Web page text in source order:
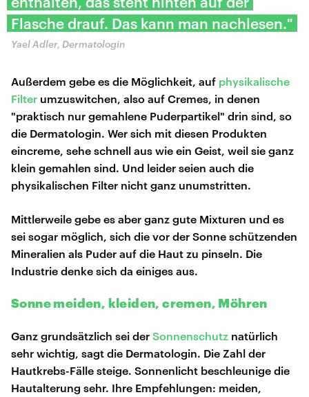
Flasche drauf. Das kann man nachlesen."
Yael Adler, Dermatologin
Außerdem gebe es die Möglichkeit, auf physikalische
Filter umzuswitchen, also auf Cremes, in denen
"praktisch nur gemahlene Puderpartikel" drin sind, so
die Dermatologin. Wer sich mit diesen Produkten
eincreme, sehe schnell aus wie ein Geist, weil sie ganz
klein gemahlen sind. Und leider seien auch die
physikalischen Filter nicht ganz unumstritten.
Mittlerweile gebe es aber ganz gute Mixturen und es
sei sogar möglich, sich die vor der Sonne schützenden
Mineralien als Puder auf die Haut zu pinseln. Die
Industrie denke sich da einiges aus.
Sonne meiden, kleiden, cremen, Möhren
Ganz grundsätzlich sei der Sonnenschutz natürlich
sehr wichtig, sagt die Dermatologin. Die Zahl der
Hautkrebs-Fälle steige. Sonnenlicht beschleunige die
Hautalterung sehr. Ihre Empfehlungen: meiden,